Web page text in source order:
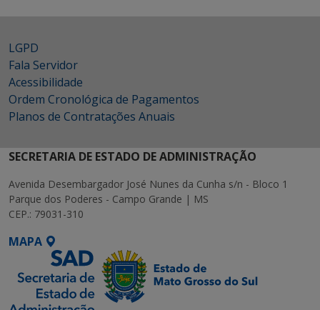
LGPD
Fala Servidor
Acessibilidade
Ordem Cronológica de Pagamentos
Planos de Contratações Anuais
SECRETARIA DE ESTADO DE ADMINISTRAÇÃO
Avenida Desembargador José Nunes da Cunha s/n - Bloco 1
Parque dos Poderes - Campo Grande | MS
CEP.: 79031-310
MAPA